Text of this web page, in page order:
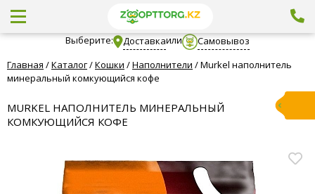
Выберите: Доставкаили
Самовывоз
Главная /Каталог/Кошки /Наполнители /Murkel наполнитель
минеральный комкующийся кофе
MURKEL НАПОЛНИТЕЛЬ МИНЕРАЛЬНЫЙ
КОМКУЮЩИЙСЯ КОФЕ